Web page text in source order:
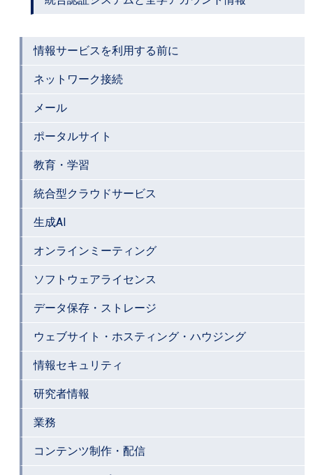
情報サービスを利用する前に
ネットワーク接続
メール
ポータルサイト
教育・学習
統合型クラウドサービス
生成AI
オンラインミーティング
ソフトウェアライセンス
データ保存・ストレージ
ウェブサイト・ホスティング・ハウジング
情報セキュリティ
研究者情報
業務
コンテンツ制作・配信